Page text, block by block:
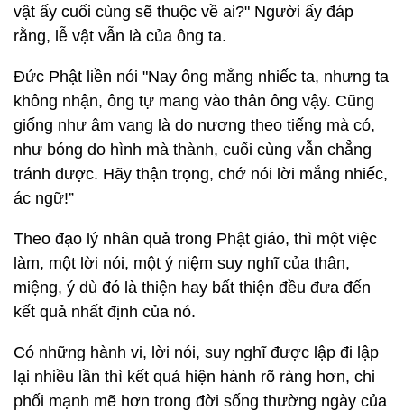
vật ấy cuối cùng sẽ thuộc về ai?" Người ấy đáp
rằng, lễ vật vẫn là của ông ta.
Đức Phật liền nói "Nay ông mắng nhiếc ta, nhưng ta
không nhận, ông tự mang vào thân ông vậy. Cũng
giống như âm vang là do nương theo tiếng mà có,
như bóng do hình mà thành, cuối cùng vẫn chẳng
tránh được. Hãy thận trọng, chớ nói lời mắng nhiếc,
ác ngữ!”
Theo đạo lý nhân quả trong Phật giáo, thì một việc
làm, một lời nói, một ý niệm suy nghĩ của thân,
miệng, ý dù đó là thiện hay bất thiện đều đưa đến
kết quả nhất định của nó.
Có những hành vi, lời nói, suy nghĩ được lập đi lập
lại nhiều lần thì kết quả hiện hành rõ ràng hơn, chi
phối mạnh mẽ hơn trong đời sống thường ngày của